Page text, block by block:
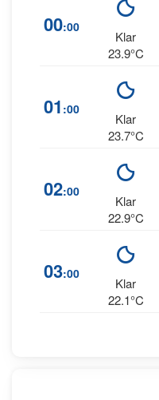
00:00
Klar
23.9°C
01 :00
Klar
23.7°C
02:00
Klar
22.9°C
03:00
Klar
22.1°C